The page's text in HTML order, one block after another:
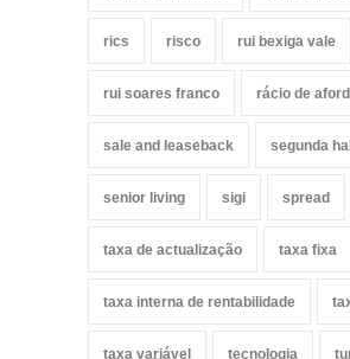
rics risco rui bexiga vale
rui soares franco rácio de
sale and leaseback segunda
senior living sigi spread
taxa de actualização taxa fixa
taxa interna de rentabilidade
taxa variável tecnologia